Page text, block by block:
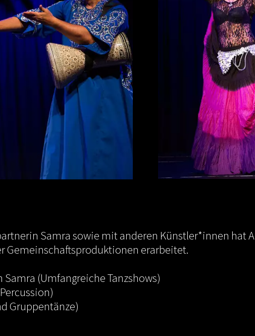
Samra sowie mit anderen Künstler*innen hat
Gemeinschaftsproduktionen erarbeitet.
(Umfangreiche Tanzshows)
Gruppentänze)